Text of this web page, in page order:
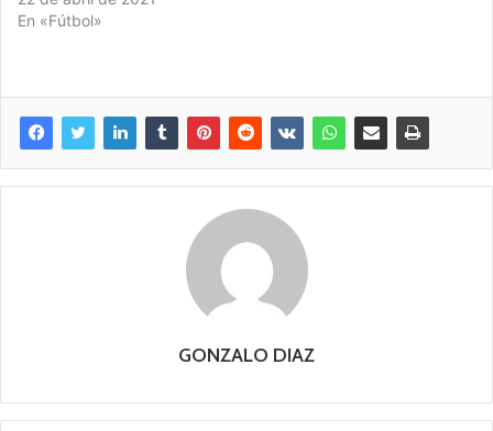
En «Fútbol»
GONZALO DIAZ